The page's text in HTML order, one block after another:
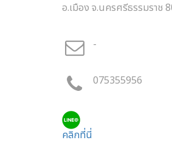
อ.เมือง จ.นครศรีธรรมราช
-
075355956
คลิกที่นี่